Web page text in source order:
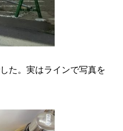
た。実はラインで写真を